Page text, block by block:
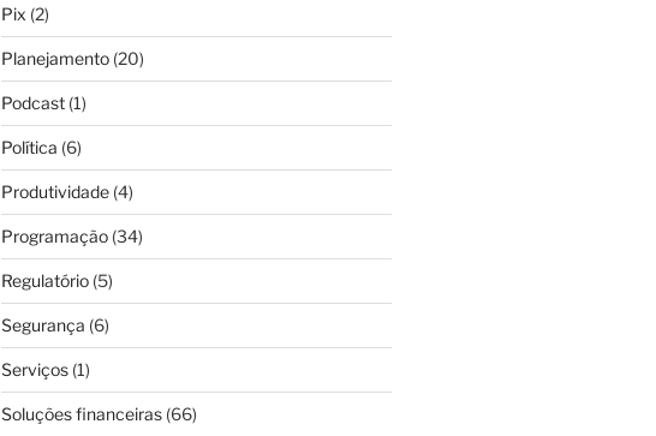
Pix (2)
Planejamento(20)
Podcast(1)
Política (6)
Produtividade(4)
Programação(34)
Regulatório(5)
Segurança (6)
Serviços(1)
Soluções financeiras(66)